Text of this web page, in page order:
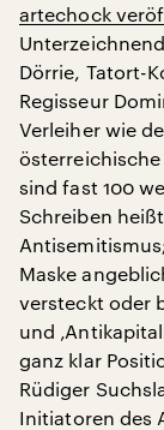
artechock
Dörrie, Tatort-
Regisseur
Verleiher wie
sind fast 100
Schreiben
Maske
versteckt oder
und
ganz klar
Rüdiger
Initiatoren des